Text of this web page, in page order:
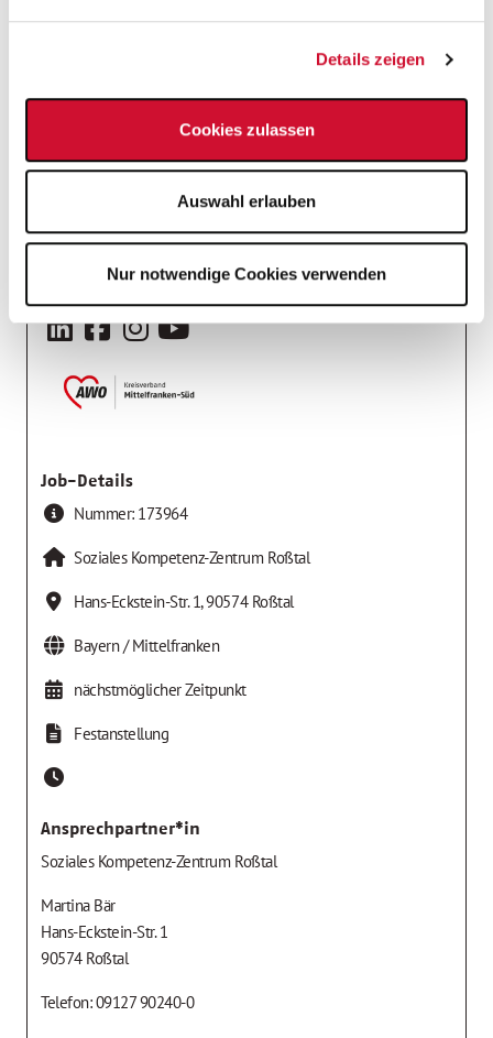
Details zeigen
Cookies zulassen
Auswahl erlauben
Nur notwendige Cookies verwenden
Wir helfen Ihnen gerne bei der Wohnungssuche!
Stelleninfos Einsatzort
Pflegefachkraft
Einrichtungen der Altenhilfe
Arbeitgeber
AWO Kreisverband Mittelfranken-Süd e.V.
Job-Details
Nummer: 173964
Soziales Kompetenz-Zentrum Roßtal
Hans-Eckstein-Str. 1,90574 Roßtal
Bayern / Mittelfranken
nächstmöglicher Zeitpunkt
Festanstellung
Ansprechpartner*in
Soziales Kompetenz-Zentrum Roßtal
Martina Bär
Hans-Eckstein-Str. 1
90574 Roßtal
Telefon: 09127 90240-0